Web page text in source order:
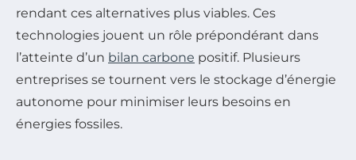
rendant ces alternatives plus viables. Ces
technologies jouent un rôle prépondérant dans
l’atteinte d’un bilan carbone positif. Plusieurs
entreprises se tournent vers le stockage d’énergie
autonome pour minimiser leurs besoins en
énergies fossiles.